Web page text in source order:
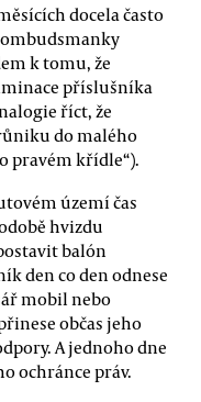
docela často
k tomu, že
příslušníka
říct, že
do malého
pravém křídle“).
území čas
hvizdu
balón
den co den odnese
mobil nebo
občas jeho
A jednoho dne
ochránce práv.